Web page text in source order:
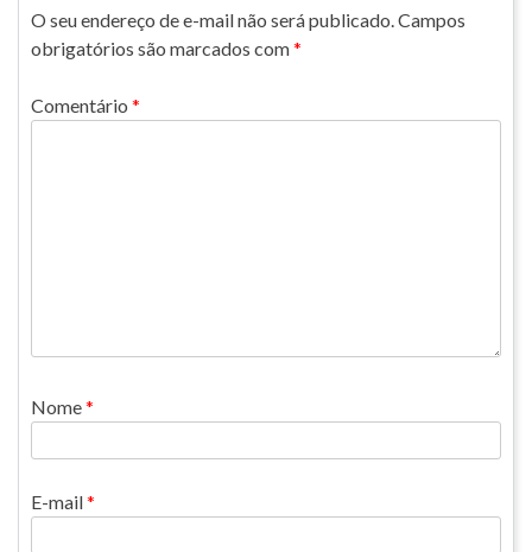
O seu endereço de e-mail não será publicado. Campos
obrigatórios são marcados com*
Comentário *
Nome*
E-mail*